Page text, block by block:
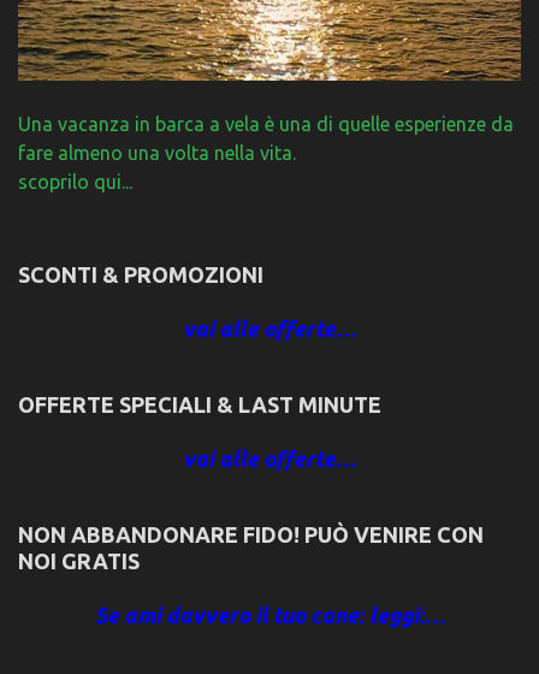
Una vacanza in barca a vela è una di quelle esperienze da
fare almeno una volta nella vita.
scoprilo qui...
SCONTI & PROMOZIONI
vai alle offerte…
OFFERTE SPECIALI & LAST MINUTE
vai alle offerte…
NON ABBANDONARE FIDO! PUÒ VENIRE CON
NOI GRATIS
Se ami davvero il tuo cane: leggi:…